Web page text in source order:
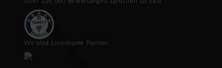
Wir sind Lionshome Partner: